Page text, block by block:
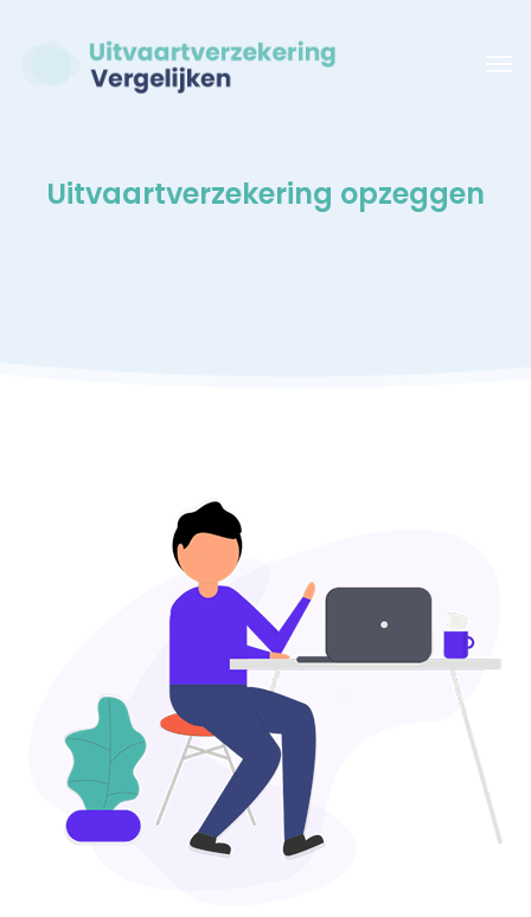
Uitvaartverzekering opzeggen